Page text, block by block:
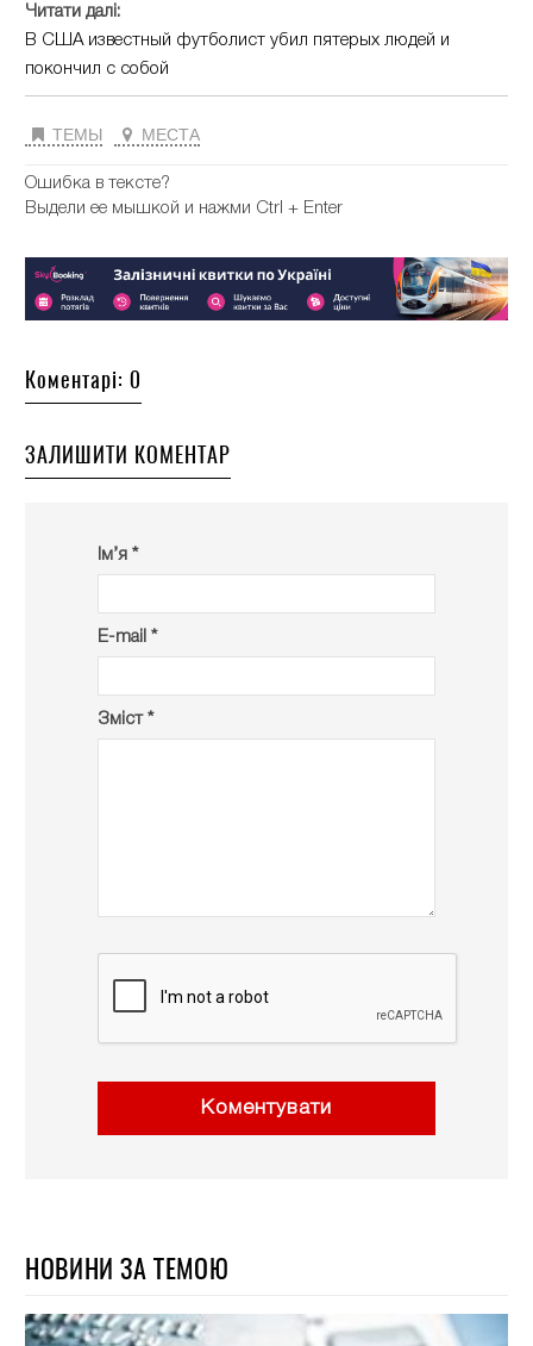
Читати далі:
В США известный футболист убил пятерых людей и
покончил с собой
ТЕМЫ МЕСТА
Ошибка в тексте?
Выдели ее мышкой и нажми Ctrl + Enter
Коментарі: 0
ЗАЛИШИТИ КОМЕНТАР
Ім’я *
E-mail *
Зміст *
Коментувати
НОВИНИ ЗА ТЕМОЮ